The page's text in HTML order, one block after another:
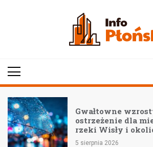
Gwałtowne
ostrzeżenie dla
rzeki Wisły i okolic
5 sierpnia 2026